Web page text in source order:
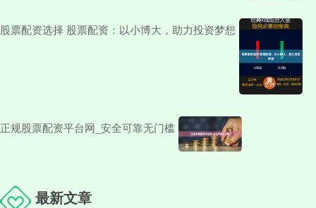
股票配资选择 股票配资：以小博大，助力投资梦想
正规股票配资平台网_安全可靠无门槛
最新文章